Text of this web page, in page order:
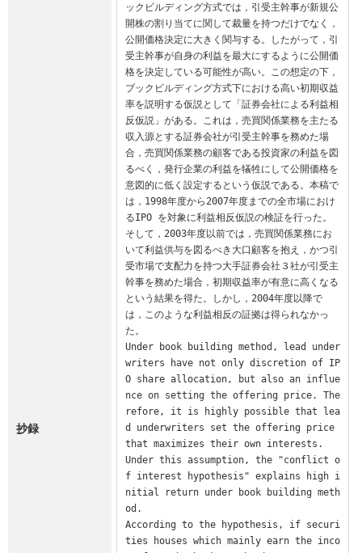
抄録
ックビルディング方式では，引受主幹事が新規公
開株の割り当てに関して裁量を持つだけでなく，
公開価格決定に大きく関与する。したがって，引
受主幹事が自身の利益を最大にするように公開価
格を決定している可能性が高い。この想定の下，
ブックビルディング方式下における高い初期収益
率を説明する仮説として「証券会社による利益相
反仮説」がある。これは，売買関係業務を主たる
収入源とする証券会社が引受主幹事を務めた場
合，売買関係業務の顧客である投資家の利益を図
るべく，発行企業の利益を犠牲にして公開価格を
意図的に低く設定するという仮説である。本稿で
は，1998年度から2007年度までの全市場におけ
るIPO を対象に利益相反仮説の検証を行った。
そして，2003年度以前では，売買関係業務にお
いて利益供与を図るべき大口顧客を抱え，かつ引
受市場で支配力を持つ大手証券会社３社が引受主
幹事を務めた場合，初期収益率が有意に高くなる
という結果を得た。しかし，2004年度以降で
は，このような利益相反の証拠は得られなかっ
た。
Under book building method, lead under
writers have not only discretion of IP
O share allocation, but also an influe
nce on setting the offering price. The
refore, it is highly possible that lea
d underwriters set the offering price
that maximizes their own interests.
Under this assumption, the "conflict o
f interest hypothesis" explains high i
nitial return under book building meth
od.
According to the hypothesis, if securi
ties houses which mainly earn the inco